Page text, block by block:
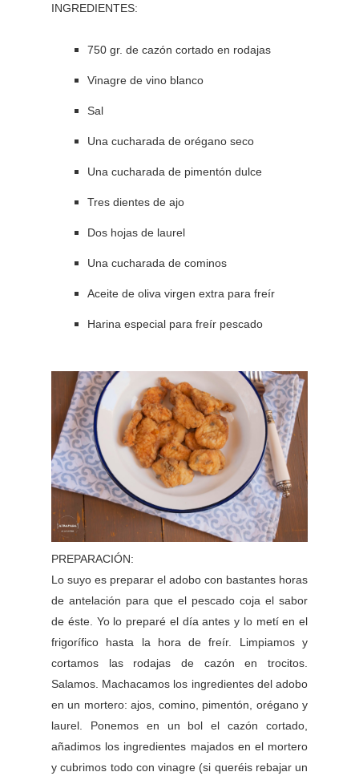
INGREDIENTES:
750 gr. de cazón cortado en rodajas
Vinagre de vino blanco
Sal
Una cucharada de orégano seco
Una cucharada de pimentón dulce
Tres dientes de ajo
Dos hojas de laurel
Una cucharada de cominos
Aceite de oliva virgen extra para freír
Harina especial para freír pescado
PREPARACIÓN:
Lo suyo es preparar el adobo con bastantes horas
de antelación para que el pescado coja el sabor
de éste. Yo lo preparé el día antes y lo metí en el
frigorífico hasta la hora de freír. Limpiamos y
cortamos las rodajas de cazón en trocitos.
Salamos. Machacamos los ingredientes del adobo
en un mortero: ajos, comino, pimentón, orégano y
laurel. Ponemos en un bol el cazón cortado,
añadimos los ingredientes majados en el mortero
y cubrimos todo con vinagre (si queréis rebajar un